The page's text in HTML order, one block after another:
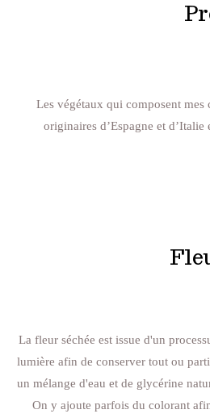
Les végétaux qui composent
originaires d’Espagne et
La fleur séchée est issue d'un
lumière afin de conserver tout ou
un mélange d'eau et de glycérine
On y ajoute parfois du colorant